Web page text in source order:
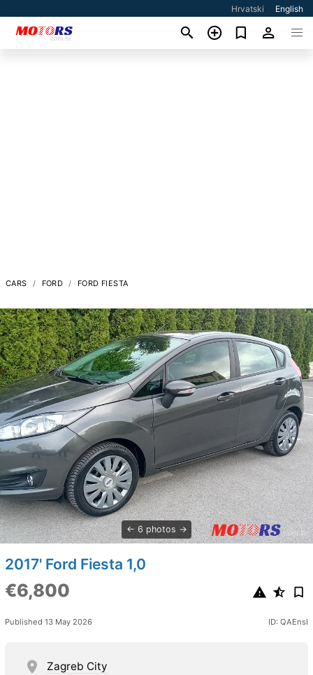
Hrvatski English
CARS FORD FORD FIESTA
6 photos
2017' Ford Fiesta 1,0
€6,800
Published 13 May 2026 ID: QAEnsI
Zagreb City